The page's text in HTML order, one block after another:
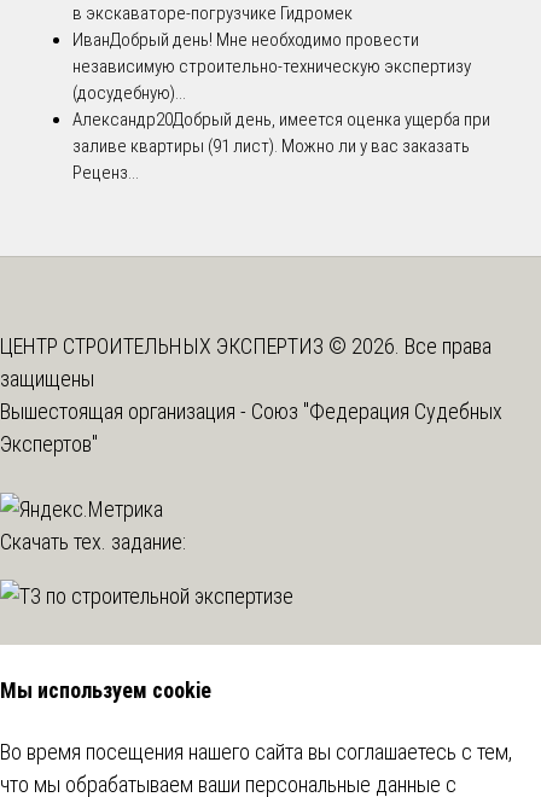
в экскаваторе-погрузчике Гидромек
ИванДобрый день! Мне необходимо провести
независимую строительно-техническую экспертизу
(досудебную)...
Александр20Добрый день, имеется оценка ущерба при
заливе квартиры (91 лист). Можно ли у вас заказать
Реценз...
ЦЕНТР СТРОИТЕЛЬНЫХ ЭКСПЕРТИЗ © 2026. Все права
защищены
Вышестоящая организация - Союз "Федерация Судебных
Экспертов"
Скачать тех. задание:
Мы используем cookie
Во время посещения нашего сайта вы соглашаетесь с тем,
что мы обрабатываем ваши персональные данные с